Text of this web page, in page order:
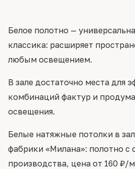
Белое полотно —
классика: расширяет
любым освещением.
В зале достаточно места для
комбинаций фактур и
освещения.
Белые натяжные потолки в
фабрики «Милана»: полотно с
производства, цена от 160 ₽/